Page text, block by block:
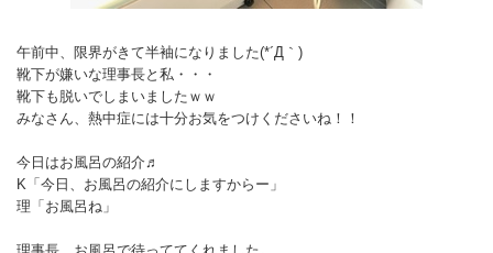
午前中、限界がきて半袖になりました(*´Д｀)
靴下が嫌いな理事長と私・・・
靴下も脱いでしまいましたｗｗ
みなさん、熱中症には十分お気をつけくださいね！！
今日はお風呂の紹介♬
K「今日、お風呂の紹介にしますからー」
理「お風呂ね」